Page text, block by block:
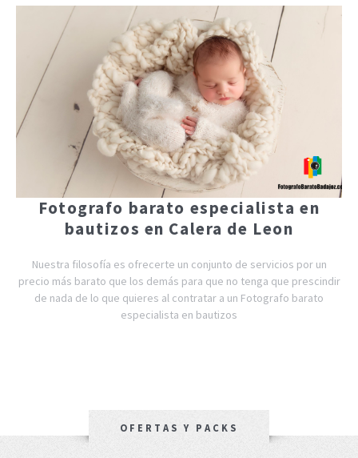
Fotografo barato especialista en
bautizos en Calera de Leon
Nuestra filosofía es ofrecerte un conjunto de servicios por un
precio más barato que los demás para que no tenga que prescindir
de nada de lo que quieres al contratar a un Fotografo barato
especialista en bautizos
OFERTAS Y PACKS